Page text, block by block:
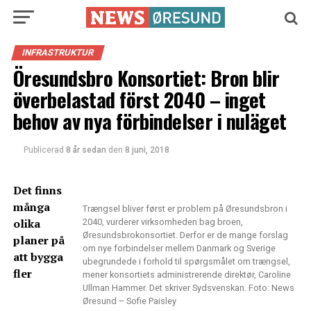
INFRASTRUKTUR
Öresundsbro Konsortiet: Bron blir
överbelastad först 2040 – inget
behov av nya förbindelser i nuläget
Publicerad 8 år sedan den 8 juni, 2018
Trængsel bliver først er problem på Øresundsbron i
2040, vurderer virksomheden bag broen,
Øresundsbrokonsortiet. Derfor er de mange forslag
om nye forbindelser mellem Danmark og Sverige
ubegrundede i forhold til spørgsmålet om trængsel,
mener konsortiets administrerende direktør, Caroline
Ullman Hammer. Det skriver Sydsvenskan. Foto: News
Øresund – Sofie Paisley
Det finns
många
olika
planer på
att bygga
fler